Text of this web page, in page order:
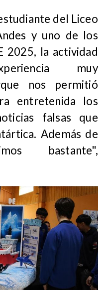
del Liceo
y uno de los
2025, la actividad
muy
nos permitió
entretenida los
falsas que
Además de
bastante",